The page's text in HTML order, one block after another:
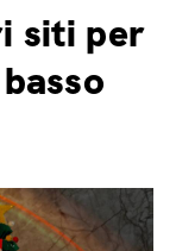
siti per